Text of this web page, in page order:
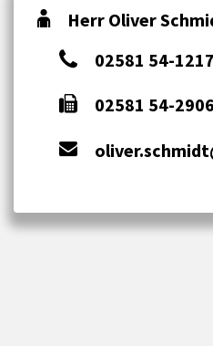
Herr Oliver
02581 54-1217
02581 54-2906